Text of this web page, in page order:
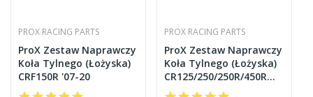
PROX RACING PARTS
ProX Zestaw Naprawczy
Koła Tylnego (Łożyska)
CRF150R '07-20
PROX RACING PARTS
ProX Zestaw Naprawczy
Koła Tylnego (Łożyska)
CR125/250/250R/450R
'02-09